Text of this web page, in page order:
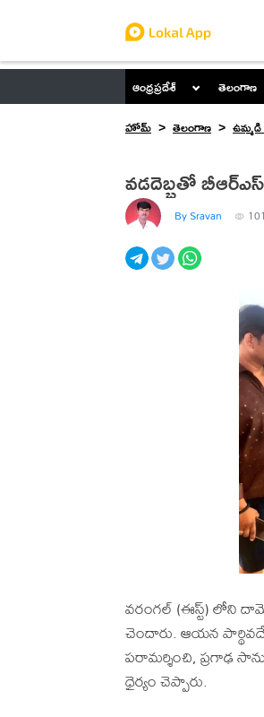
ఆంధ్రప్రదేశ్ తెలంగాణ
హోమ్
తెలంగాణ
వడదెబ్బతో
By Sravan
వరంగల్ (ఈస్ట్) లోని
చెందారు. ఆయన
పరామర్శించి, ప్రగాఢ
ధైర్యం చెప్పారు.